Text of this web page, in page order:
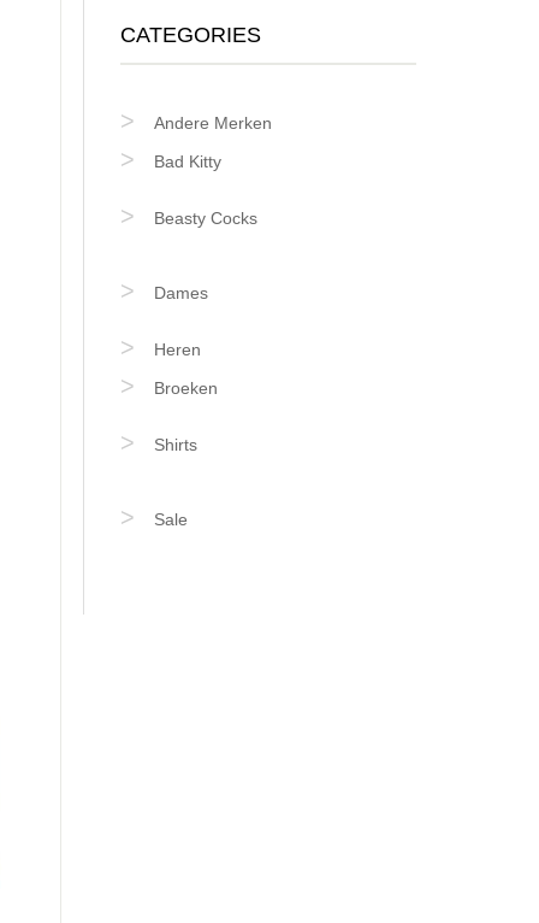
CATEGORIES
Andere Merken
Bad Kitty
Beasty Cocks
Dames
Heren
Broeken
Shirts
Sale